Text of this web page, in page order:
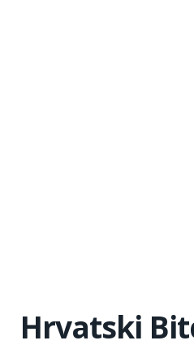
Hrvatski